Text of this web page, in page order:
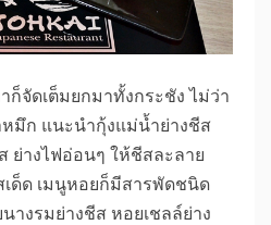
ก็จัดเต็มยกมาทั้งกระชัง ไม่ว่า
หมึก แนะนำกุ้งแม่น้ำย่างชีส
ย่างไฟอ่อนๆ ให้ชีสละลาย
ด็ด เมนูหอยก็มีสารพัดชนิด
างรมย่างชีส หอยเชลล์ย่าง